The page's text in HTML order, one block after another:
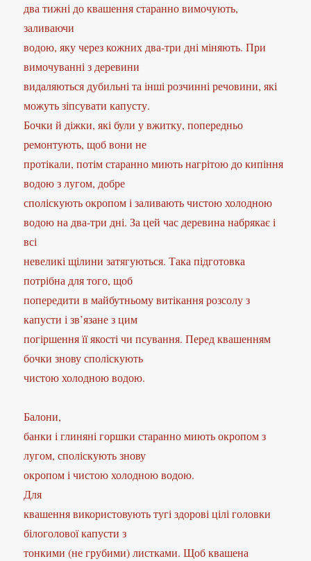
два тижні до квашення старанно вимочують,
заливаючи
водою, яку через кожних два-три дні міняють. При
вимочуванні з деревини
видаляються дубильні та інші розчинні речовини, які
можуть зіпсувати капусту.
Бочки й діжки, які були у вжитку, попередньо
ремонтують, щоб вони не
протікали, потім старанно миють нагрітою до кипіння
водою з лугом, добре
споліскують окропом і заливають чистою холодною
водою на два-три дні. За цей час деревина набрякає і
всі
невеликі щілини затягуються. Така підготовка
потрібна для того, щоб
попередити в майбутньому витікання розсолу з
капусти і зв’язане з цим
погіршення її якості чи псування. Перед квашенням
бочки знову споліскують
чистою холодною водою.
Балони,
банки і глиняні горшки старанно миють окропом з
лугом, споліскують знову
окропом і чистою холодною водою.
Для
квашення використовують тугі здорові цілі головки
білоголової капусти з
тонкими (не грубими) листками. Щоб квашена